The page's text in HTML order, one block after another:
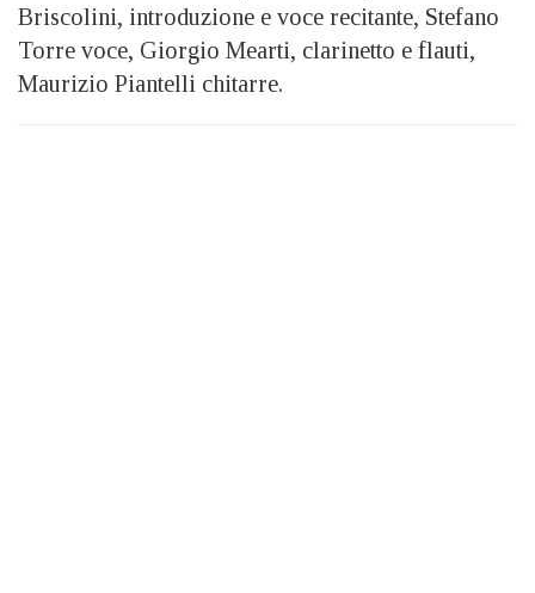
Briscolini, introduzione e voce recitante, Stefano
Torre voce, Giorgio Mearti, clarinetto e flauti,
Maurizio Piantelli chitarre.